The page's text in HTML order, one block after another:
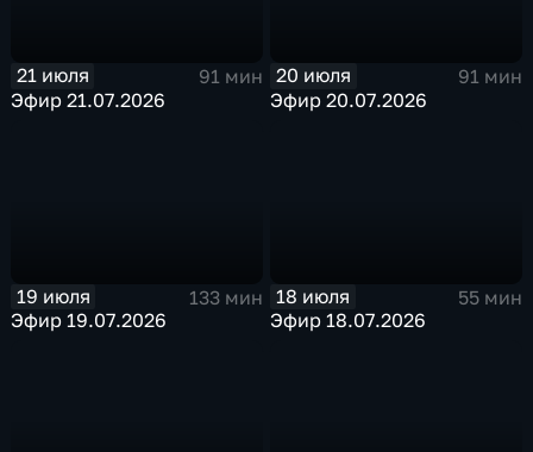
21 июля
91 мин
Эфир 21.07.2026
20 июля
91 мин
Эфир 20.07.2026
19 июля
133 мин
Эфир 19.07.2026
18 июля
55 мин
Эфир 18.07.2026